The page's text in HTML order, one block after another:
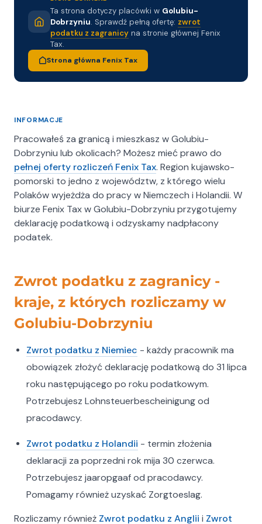
Dlaczego warto wybrać
nasze biuro?
Nasze biuro wyróżnia się profesjonalizmem,
indywidualnym podejściem oraz elastycznością w
zaangażowaniem i dbałością o szczegóły. Naszym
dlatego staramy się, aby każda współpraca była
maksymalnie komfortowa i efektywna.
Zakres naszych usług
W ramach oferowanych usług, zapewniamy
między innymi:
- Rozliczenie podatku dochodowego z Niemiec,
- Pełną obsługę kadrowo-płacową dla firm
delegujących pracowników do Niemiec,
- Pomoc w uzyskaniu zasiłku rodzinnego
Kindergeld,
- Wnioski o dofinansowanie do ubezpieczenia
zdrowotnego,
- Wnioski o zwolnienie z podatku od usług
(freistellungsbescheinigung).
Zaufaj naszemu doświadczeniu i pozwól, abyśmy
związanych z podatkami i ubezpieczeniami w
Niemczech oraz Holandii. Jesteśmy gotowi do
współpracy!
Ta strona dotyczy placówki w Golubiu-
Dobrzyniu. Sprawdź pełną ofertę: zwrot
podatku z zagranicy na stronie głównej Fenix
Tax.
Strona główna Fenix Tax
INFORMACJE
Pracowałeś za granicą i mieszkasz w Golubiu-
Dobrzyniu lub okolicach? Możesz mieć prawo do
pełnej oferty rozliczeń Fenix Tax. Region kujawsko-
pomorski to jedno z województw, z którego wielu
Polaków wyjeżdża do pracy w Niemczech i Holandii. W
biurze Fenix Tax w Golubiu-Dobrzyniu przygotujemy
deklarację podatkową i odzyskamy nadpłacony
podatek.
Zwrot podatku z zagranicy -
kraje, z których rozliczamy w
Golubiu-Dobrzyniu
Zwrot podatku z Niemiec - każdy pracownik ma
obowiązek złożyć deklarację podatkową do 31 lipca
roku następującego po roku podatkowym.
Potrzebujesz Lohnsteuerbescheinigung od
pracodawcy.
Zwrot podatku z Holandii - termin złożenia
deklaracji za poprzedni rok mija 30 czerwca.
Potrzebujesz jaaropgaaf od pracodawcy.
Pomagamy również uzyskać Zorgtoeslag.
Rozliczamy również Zwrot podatku z Anglii i Zwrot